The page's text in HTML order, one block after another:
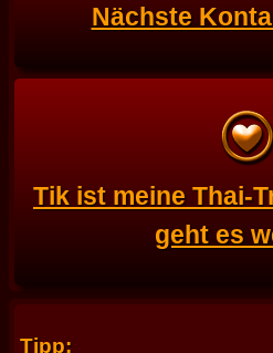
Nächste
Tik ist meine Thai-
geht es
Tipp: